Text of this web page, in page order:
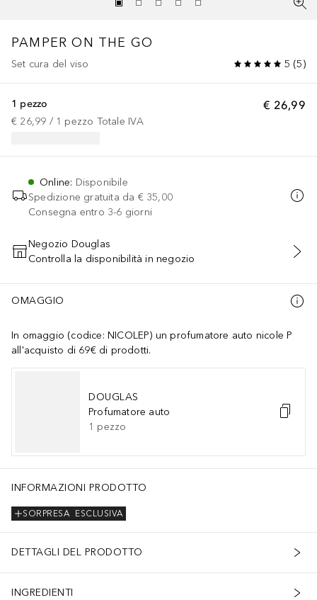
PAMPER ON THE GO
Set cura del viso 5 (5)
€ 26,99
1 pezzo
€ 26,99 / 1 pezzo Totale IVA
Online: Disponibile
Spedizione gratuita da € 35,00
Consegna entro 3-6 giorni
AGGIUNGI AL CARRELLO
Negozio Douglas
Controlla la disponibilità in negozio
OMAGGIO
In omaggio (codice: NICOLEP) un profumatore auto nicole P
all'acquisto di 69€ di prodotti.
DOUGLAS
Profumatore auto
1 pezzo
INFORMAZIONI PRODOTTO
ESCLUSIVA
SORPRESA
DETTAGLI DEL PRODOTTO
INGREDIENTI